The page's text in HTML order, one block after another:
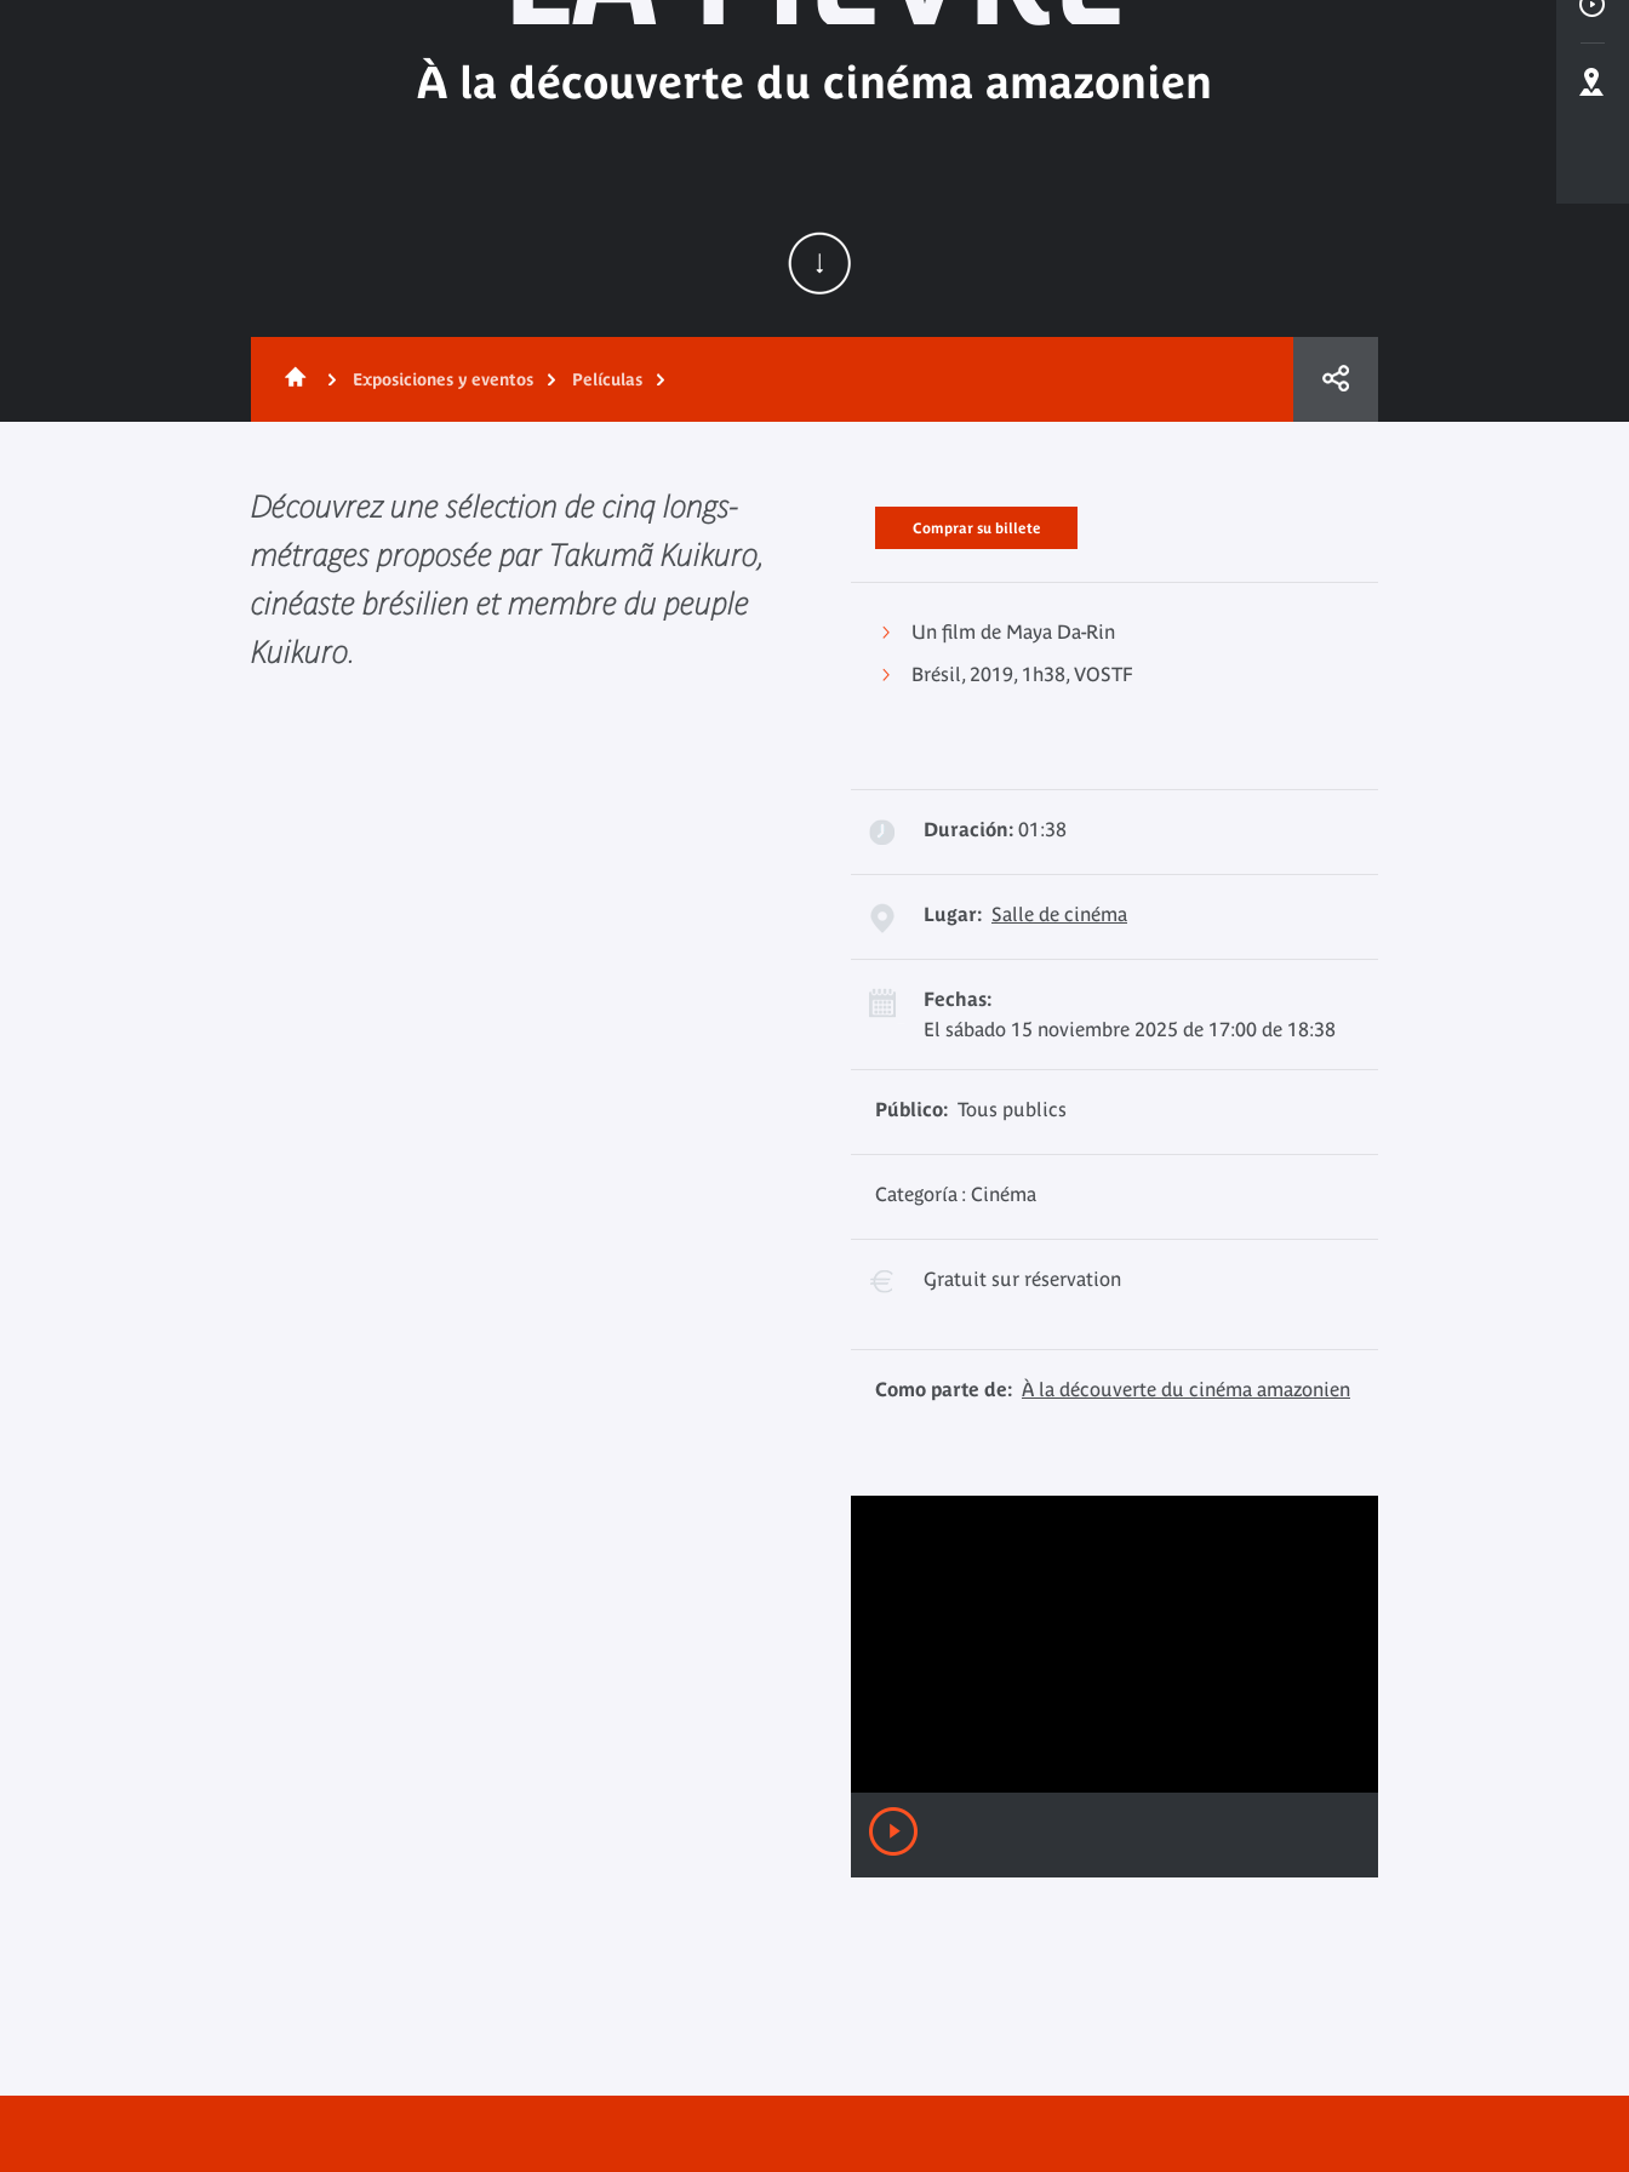
À la découverte du cinéma amazonien
Exposiciones y eventos Películas
Découvrez une sélection de cinq longs-
métrages proposée par Takumã Kuikuro,
cinéaste brésilien et membre du peuple
Kuikuro.
Comprar su billete
Un film de Maya Da-Rin
Brésil, 2019, 1h38, VOSTF
Duración: 01:38
Lugar: Salle de cinéma
Fechas:
El sábado 15 noviembre 2025 de 17:00 de 18:38
Público: Tous publics
Categoría : Cinéma
Gratuit sur réservation
Como parte de: À la découverte du cinéma amazonien